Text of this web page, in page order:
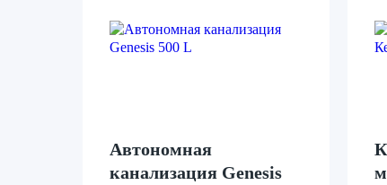
Автономная
канализация Genesis